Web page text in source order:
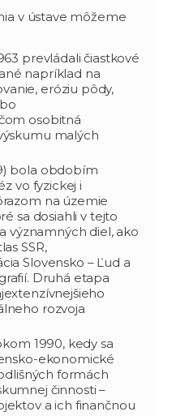
v ústave môžeme
prevládali čiastkové
napríklad na
eróziu pôdy,
osobitná
malých
bola obdobím
vo fyzickej i
na územie
sa dosiahli v tejto
významných diel, ako
SSR,
Slovensko – Ľud a
Druhá etapa
rozvoja
1990, kedy sa
ekonomické
formách
činnosti –
a ich finančnou